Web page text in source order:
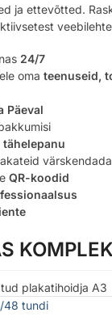
ja ettevõtted.
24/7
oma teenuseid,
Päeval
värskendada
QR-koodid
plakatihoidja A3
48 tundi